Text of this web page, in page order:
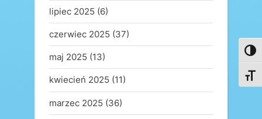
lipiec 2025 (6)
czerwiec 2025 (37)
maj 2025 (13)
kwiecień 2025 (11)
marzec 2025 (36)